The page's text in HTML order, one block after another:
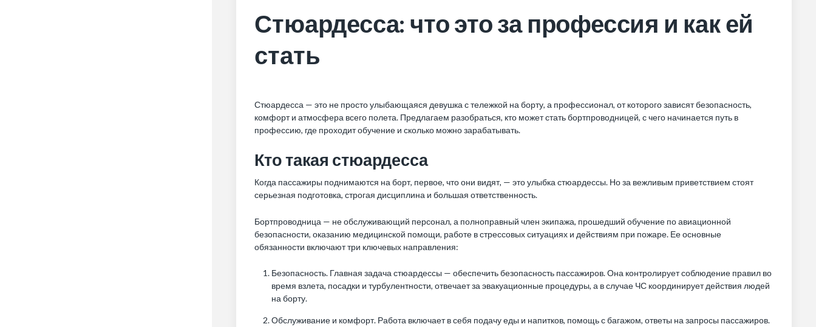
Стюардесса: что это за профессия и как ей
стать
Стюардесса — это не просто улыбающаяся девушка с тележкой на борту, а профессионал, от которого зависят безопасность,
комфорт и атмосфера всего полета. Предлагаем разобраться, кто может стать бортпроводницей, с чего начинается путь в
профессию, где проходит обучение и сколько можно зарабатывать.
Кто такая стюардесса
Когда пассажиры поднимаются на борт, первое, что они видят, — это улыбка стюардессы. Но за вежливым приветствием стоят
серьезная подготовка, строгая дисциплина и большая ответственность.
Бортпроводница — не обслуживающий персонал, а полноправный член экипажа, прошедший обучение по авиационной
безопасности, оказанию медицинской помощи, работе в стрессовых ситуациях и действиям при пожаре. Ее основные
обязанности включают три ключевых направления:
Безопасность. Главная задача стюардессы — обеспечить безопасность пассажиров. Она контролирует соблюдение правил во
время взлета, посадки и турбулентности, отвечает за эвакуационные процедуры, а в случае ЧС координирует действия людей
на борту.
Обслуживание и комфорт. Работа включает в себя подачу еды и напитков, помощь с багажом, ответы на запросы пассажиров.